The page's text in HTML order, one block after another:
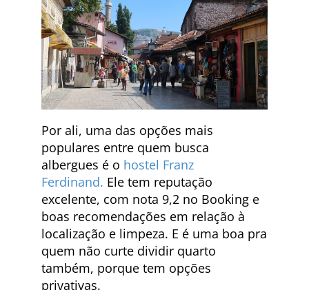
Por ali, uma das opções mais
populares entre quem busca
albergues é o hostel Franz
Ferdinand. Ele tem reputação
excelente, com nota 9,2 no Booking e
boas recomendações em relação à
localização e limpeza. E é uma boa pra
quem não curte dividir quarto
também, porque tem opções
privativas.